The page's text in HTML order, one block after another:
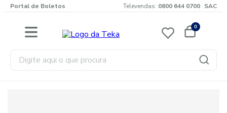
Portal de Boletos Televendas: 0800 644 0700 SAC
0
Digite aqui o que procura